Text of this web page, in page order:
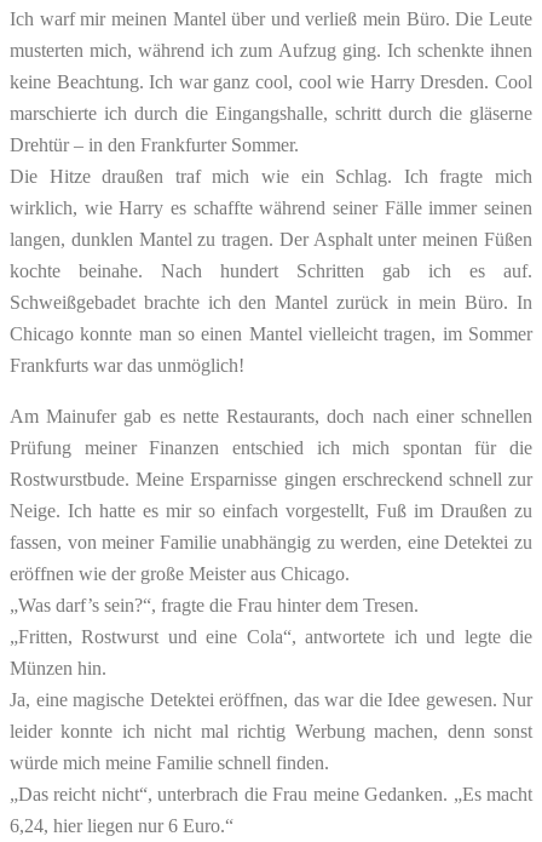
Ich warf mir meinen Mantel über und verließ mein Büro. Die Leute
musterten mich, während ich zum Aufzug ging. Ich schenkte ihnen
keine Beachtung. Ich war ganz cool, cool wie Harry Dresden. Cool
marschierte ich durch die Eingangshalle, schritt durch die gläserne
Drehtür – in den Frankfurter Sommer.
Die Hitze draußen traf mich wie ein Schlag. Ich fragte mich
wirklich, wie Harry es schaffte während seiner Fälle immer seinen
langen, dunklen Mantel zu tragen. Der Asphalt unter meinen Füßen
kochte beinahe. Nach hundert Schritten gab ich es auf.
Schweißgebadet brachte ich den Mantel zurück in mein Büro. In
Chicago konnte man so einen Mantel vielleicht tragen, im Sommer
Frankfurts war das unmöglich!
Am Mainufer gab es nette Restaurants, doch nach einer schnellen
Prüfung meiner Finanzen entschied ich mich spontan für die
Rostwurstbude. Meine Ersparnisse gingen erschreckend schnell zur
Neige. Ich hatte es mir so einfach vorgestellt, Fuß im Draußen zu
fassen, von meiner Familie unabhängig zu werden, eine Detektei zu
eröffnen wie der große Meister aus Chicago.
„Was darf’s sein?“, fragte die Frau hinter dem Tresen.
„Fritten, Rostwurst und eine Cola“, antwortete ich und legte die
Münzen hin.
Ja, eine magische Detektei eröffnen, das war die Idee gewesen. Nur
leider konnte ich nicht mal richtig Werbung machen, denn sonst
würde mich meine Familie schnell finden.
„Das reicht nicht“, unterbrach die Frau meine Gedanken. „Es macht
6,24, hier liegen nur 6 Euro.“